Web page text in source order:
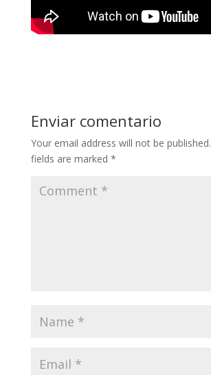
Enviar comentario
Your email address will not be published.
fields are marked *